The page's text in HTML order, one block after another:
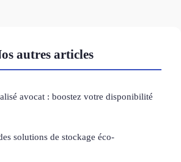
autres articles
avocat : boostez votre disponibilité
solutions de stockage éco-